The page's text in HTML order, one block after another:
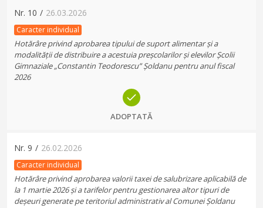
Nr. 10 / 26.03.2026
Caracter individual
Hotărâre privind aprobarea tipului de suport alimentar și a
modalității de distribuire a acestuia preșcolarilor și elevilor Școlii
Gimnaziale „Constantin Teodorescu” Șoldanu pentru anul fiscal
2026
ADOPTATĂ
Nr. 9 / 26.02.2026
Caracter individual
Hotărâre privind aprobarea valorii taxei de salubrizare aplicabilă de
la 1 martie 2026 și a tarifelor pentru gestionarea altor tipuri de
deșeuri generate pe teritoriul administrativ al Comunei Șoldanu